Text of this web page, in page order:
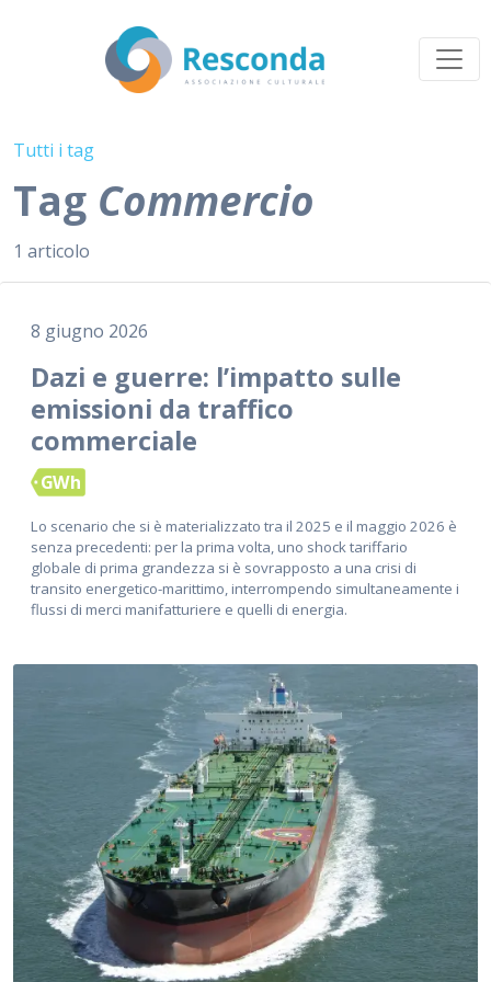
Tutti i tag
Tag Commercio
1 articolo
8 giugno 2026
Dazi e guerre: l’impatto sulle
emissioni da traffico
commerciale
GWh
Lo scenario che si è materializzato tra il 2025 e il maggio 2026 è
senza precedenti: per la prima volta, uno shock tariffario
globale di prima grandezza si è sovrapposto a una crisi di
transito energetico-marittimo, interrompendo simultaneamente i
flussi di merci manifatturiere e quelli di energia.